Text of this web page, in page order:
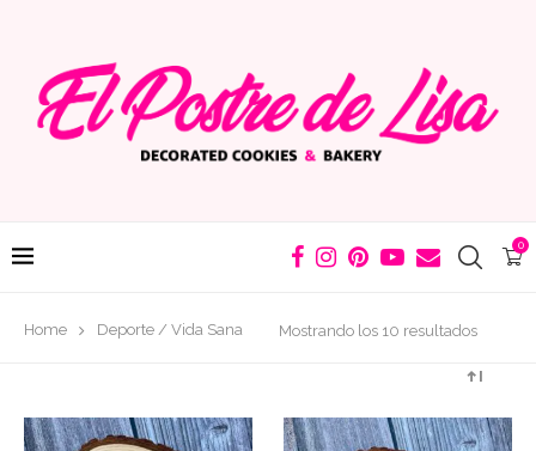
0
Home Deporte / Vida Sana Mostrando los 10 resultados
Ordenado